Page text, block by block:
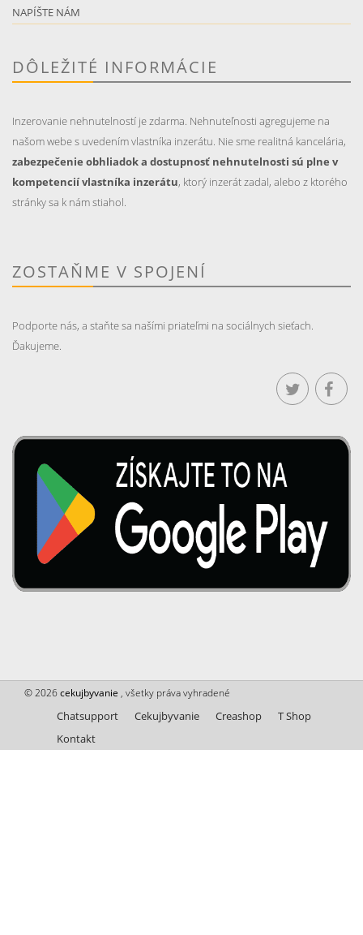
NAPÍŠTE NÁM
DÔLEŽITÉ INFORMÁCIE
Inzerovanie nehnutelností je zdarma. Nehnuteľnosti agregujeme na
našom webe s uvedením vlastníka inzerátu. Nie sme realitná kancelária,
zabezpečenie obhliadok a dostupnosť nehnutelnosti sú plne v
kompetencií vlastníka inzerátu, ktorý inzerát zadal, alebo z ktorého
stránky sa k nám stiahol.
ZOSTAŇME V SPOJENÍ
Podporte nás, a staňte sa našími priateľmi na sociálnych sieťach.
Ďakujeme.
© 2026cekujbyvanie , všetky práva vyhradené
Chatsupport Cekujbyvanie Creashop
T Shop
Kontakt